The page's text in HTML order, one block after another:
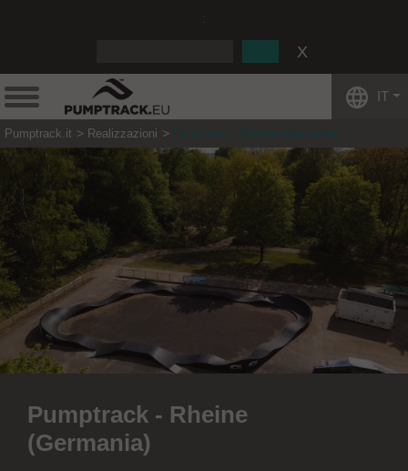
IT
Pumptrack.it Realizzazioni Pumptrack - Rheine (Germania)
Pumptrack - Rheine
(Germania)